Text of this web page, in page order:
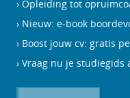
Opleiding tot
Nieuw: e-book
Boost jouw cv: gratis
Vraag nu je studiegids